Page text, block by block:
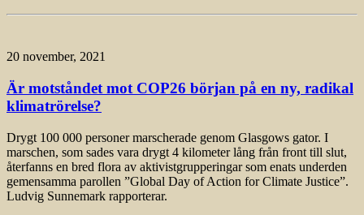
20 november, 2021
Är motståndet mot COP26 början på en ny, radikal
klimatrörelse?
Drygt 100 000 personer marscherade genom Glasgows gator. I
marschen, som sades vara drygt 4 kilometer lång från front till slut,
återfanns en bred flora av aktivistgrupperingar som enats underden
gemensamma parollen ”Global Day of Action for Climate Justice”.
Ludvig Sunnemark rapporterar.